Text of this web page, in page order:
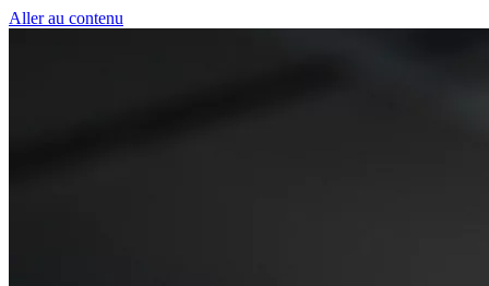
Aller au contenu
Panneau de gestion des cookies